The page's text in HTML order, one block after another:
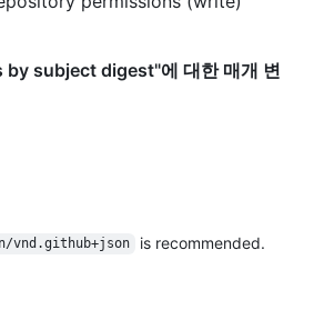
subject digest"에 대한 매개 변
vnd.github+json is recommended.